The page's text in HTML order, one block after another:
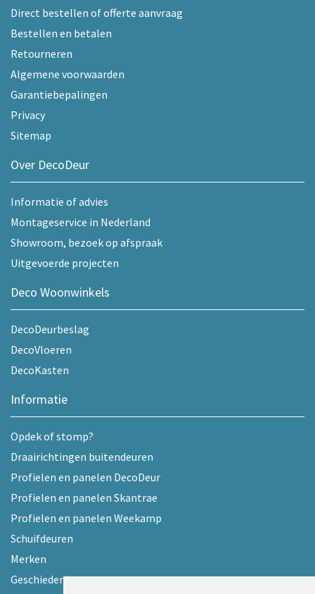
Direct bestellen of offerte aanvraag
Bestellen en betalen
Retourneren
Algemene voorwaarden
Garantiebepalingen
Privacy
Sitemap
Over DecoDeur
Informatie of advies
Montageservice in Nederland
Showroom, bezoek op afspraak
Uitgevoerde projecten
Deco Woonwinkels
DecoDeurbeslag
DecoVloeren
DecoKasten
Informatie
Opdek of stomp?
Draairichtingen buitendeuren
Profielen en panelen DecoDeur
Profielen en panelen Skantrae
Profielen en panelen Weekamp
Schuifdeuren
Merken
Geschiedenis